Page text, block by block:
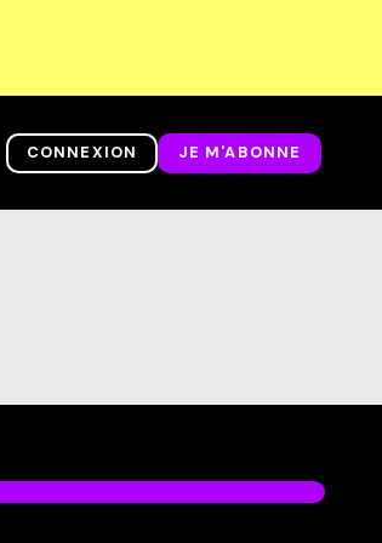
CONNEXION JE M'ABONNE